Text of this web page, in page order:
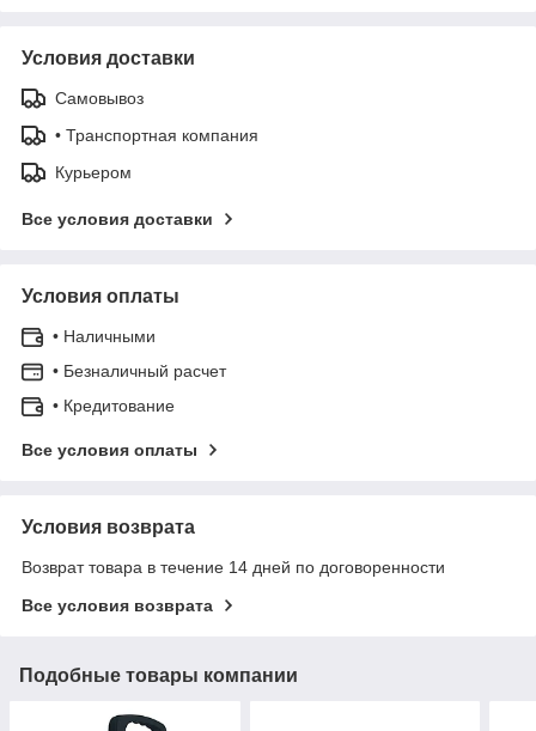
Условия доставки
Самовывоз
• Транспортная компания
Курьером
Все условия доставки
Условия оплаты
• Наличными
• Безналичный расчет
• Кредитование
Все условия оплаты
Условия возврата
Возврат товара в течение 14 дней по договоренности
Все условия возврата
Подобные товары компании